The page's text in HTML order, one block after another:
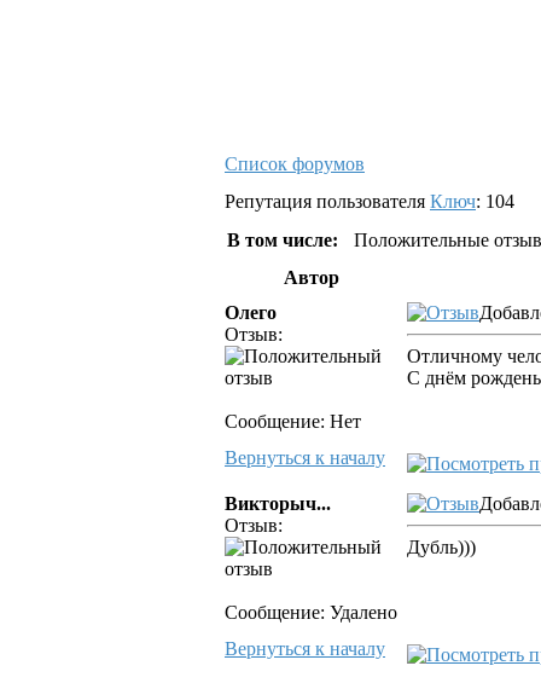
Список форумов
Репутация пользователя Ключ: 104
В том числе:
Положительные
Автор
Олего
Отзыв:
Сообщение: Нет
Отличному
С днём
Вернуться к началу
Викторыч...
Отзыв:
Сообщение: Удалено
Дубль)))
Вернуться к началу